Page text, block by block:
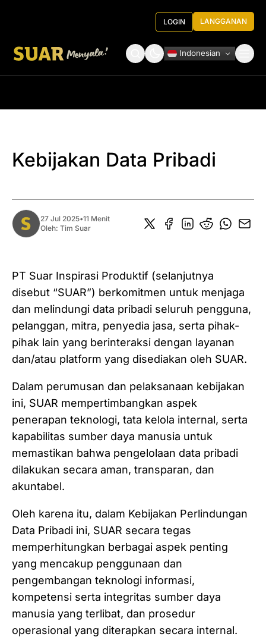
LOGIN LANGGANAN
Indonesian
Kebijakan Data Pribadi
27 Jul 2025•11 Menit
Oleh: Tim Suar
PT Suar Inspirasi Produktif (selanjutnya
disebut “SUAR”) berkomitmen untuk menjaga
dan melindungi data pribadi seluruh pengguna,
pelanggan, mitra, penyedia jasa, serta pihak-
pihak lain yang berinteraksi dengan layanan
dan/atau platform yang disediakan oleh SUAR.
Dalam perumusan dan pelaksanaan kebijakan
ini, SUAR mempertimbangkan aspek
penerapan teknologi, tata kelola internal, serta
kapabilitas sumber daya manusia untuk
memastikan bahwa pengelolaan data pribadi
dilakukan secara aman, transparan, dan
akuntabel.
Oleh karena itu, dalam Kebijakan Perlindungan
Data Pribadi ini, SUAR secara tegas
memperhitungkan berbagai aspek penting
yang mencakup penggunaan dan
pengembangan teknologi informasi,
kompetensi serta integritas sumber daya
manusia yang terlibat, dan prosedur
operasional yang diterapkan secara internal.